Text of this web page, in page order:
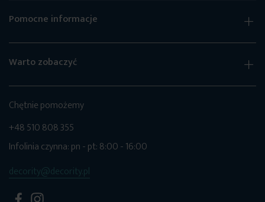
Pomocne informacje
Warto zobaczyć
Chętnie pomożemy
+48 510 808 355
Infolinia czynna: pn - pt: 8:00 - 16:00
decority@decority.pl